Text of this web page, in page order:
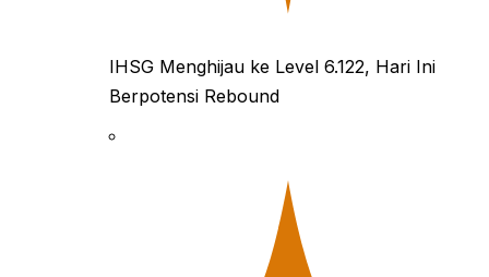
IHSG Menghijau ke Level 6.122, Hari Ini
Berpotensi Rebound